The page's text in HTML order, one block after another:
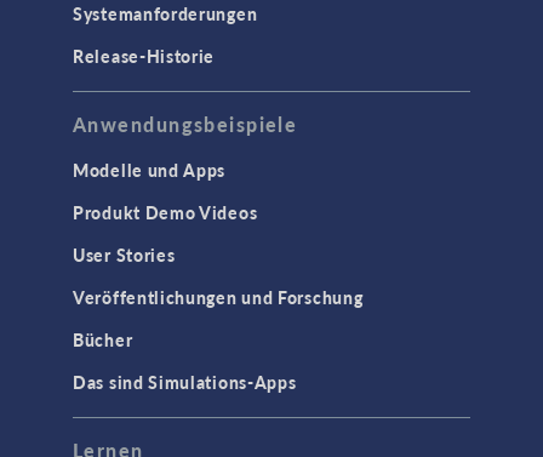
Systemanforderungen
Release-Historie
Anwendungsbeispiele
Modelle und Apps
Produkt Demo Videos
User Stories
Veröffentlichungen und Forschung
Bücher
Das sind Simulations-Apps
Lernen